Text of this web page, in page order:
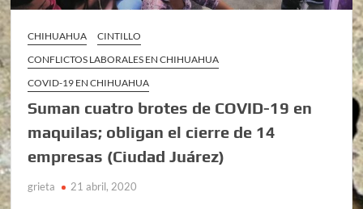
CHIHUAHUA
CINTILLO
CONFLICTOS LABORALES EN CHIHUAHUA
COVID-19 EN CHIHUAHUA
Suman cuatro brotes de COVID-19 en
maquilas; obligan el cierre de 14
empresas (Ciudad Juárez)
grieta 21 abril, 2020